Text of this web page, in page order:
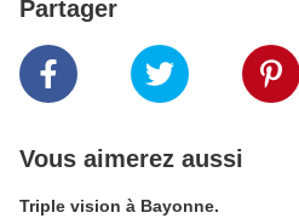
Partager
Vous aimerez aussi
Triple vision à Bayonne.